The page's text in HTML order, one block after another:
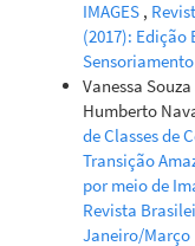
Mascia Vieira (2021)
Not only exotic
cultivated
Ecosystems &
10.1016/
Marcia Aparecida
Mirandola Garcia,
IMAGES ,
(2017): Edição
Vanessa
Humberto
de Classes de
Transição
por meio de
Revista
Janeiro/Março